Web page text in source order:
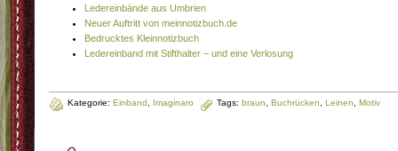
Ledereinbände aus Umbrien
Neuer Auftritt von meinnotizbuch.de
Bedrucktes Kleinnotizbuch
Ledereinband mit Stifthalter – und eine Verlosung
Kategorie: Einband, Imaginaro Tags: braun, Buchrücken, Leinen, Motiv